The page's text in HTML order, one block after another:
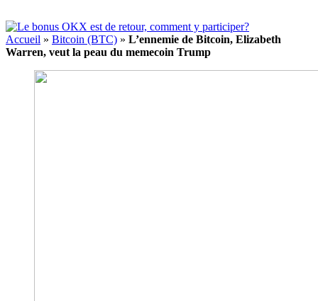
Accueil » Bitcoin (BTC) » L’ennemie de Bitcoin, Elizabeth
Warren, veut la peau du memecoin Trump